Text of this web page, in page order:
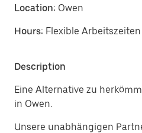
Location: Owen
Hours: Flexible Arbeitszeiten
Description
Eine Alternative zu
in Owen.
Unsere unabhängigen